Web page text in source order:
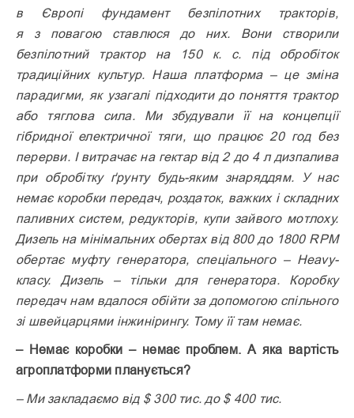
в Європі фундамент безпілотних тракторів,
я з повагою ставлюся до них. Вони створили
безпілотний трактор на 150 к. с. під обробіток
традиційних культур. Наша платформа – це зміна
парадигми, як узагалі підходити до поняття трактор
або тяглова сила. Ми збудували її на концепції
гібридної електричної тяги, що працює 20 год без
перерви. І витрачає на гектар від 2 до 4 л дизпалива
при обробітку ґрунту будь-яким знаряддям. У нас
немає коробки передач, роздаток, важких і складних
паливних систем, редукторів, купи зайвого мотлоху.
Дизель на мінімальних обертах від 800 до 1800 RPM
обертає муфту генератора, спеціального – Heavy-
класу. Дизель – тільки для генератора. Коробку
передач нам вдалося обійти за допомогою спільного
зі швейцарцями інжинірингу. Тому її там немає.
– Немає коробки – немає проб­лем. А яка вартість
агроплатформи планується?
– Ми закладаємо від $ 300 тис. до $ 400 тис.